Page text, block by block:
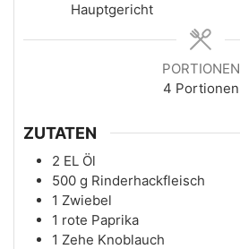
Hauptgericht
PORTIONEN
4 Portionen
ZUTATEN
2 EL Öl
500 g Rinderhackfleisch
1 Zwiebel
1 rote Paprika
1 Zehe Knoblauch